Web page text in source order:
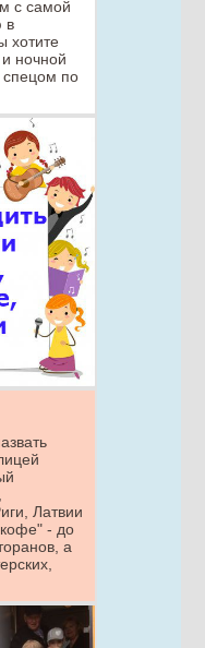
с самой
в
хотите
ночной
спецом по
Латвии
кофе" - до
а